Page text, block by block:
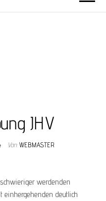
JHV
Von WEBMASTER
werdenden
einhergehenden deutlich